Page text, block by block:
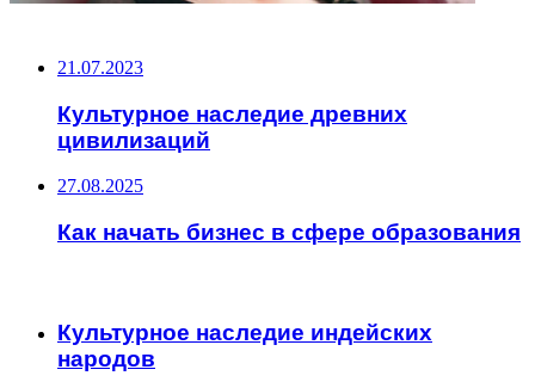
21.07.2023
Культурное наследие древних
цивилизаций
27.08.2025
Как начать бизнес в сфере образования
Культурное наследие индейских
народов